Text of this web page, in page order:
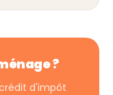
?
d'impôt